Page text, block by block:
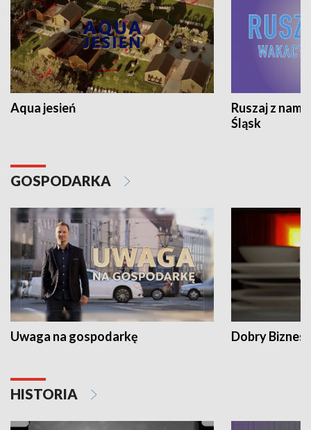
Aqua jesień
Ruszaj z
Śląsk
GOSPODARKA
Uwaga na gospodarkę Dobry Biznes
HISTORIA